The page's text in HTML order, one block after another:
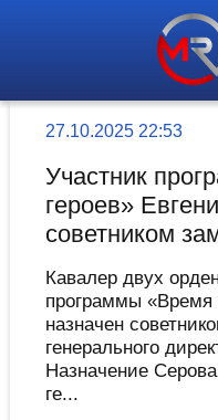
27.10.2025 22:53
Участник
героев»
советником
Кавалер двух
программы «Время
назначен
генерального
Назначение
ге...